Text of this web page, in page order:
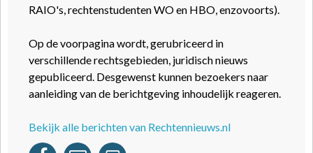
RAIO's, rechtenstudenten WO en HBO, enzovoorts).
Op de voorpagina wordt, gerubriceerd in
verschillende rechtsgebieden, juridisch nieuws
gepubliceerd. Desgewenst kunnen bezoekers naar
aanleiding van de berichtgeving inhoudelijk reageren.
Bekijk alle berichten van Rechtennieuws.nl